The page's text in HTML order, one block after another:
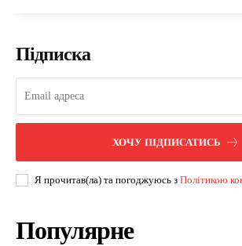
Підписка
ХОЧУ ПІДПИСАТИСЬ
Я прочитав(ла) та погоджуюсь з Політикою
Популярне